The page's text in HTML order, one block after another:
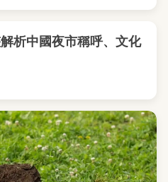
析中國夜市稱呼、文化